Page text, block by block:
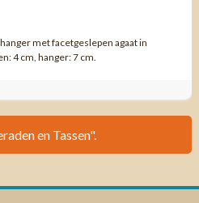
met facetgeslepen agaat in
4 cm, hanger: 7 cm.
en Tassen".